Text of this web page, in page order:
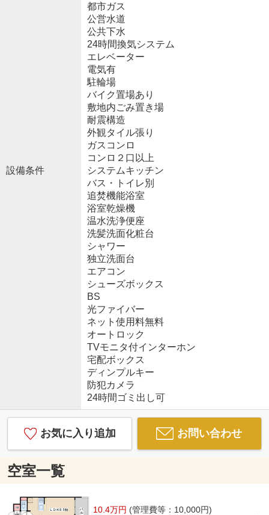
設備条件
都市ガス
公営水道
公共下水
24時間換気システム
エレベーター
電気有
駐輪場
バイク置場あり
敷地内ごみ置き場
耐震構造
外観タイル張り
ガスコンロ
コンロ２口以上
システムキッチン
バス・トイレ別
追焚機能浴室
浴室乾燥機
温水洗浄便座
洗髪洗面化粧台
シャワー
独立洗面台
エアコン
シューズボックス
BS
光ファイバー
ネット使用料無料
オートロック
TVモニタ付インターホン
宅配ボックス
ディンプルキー
防犯カメラ
24時間ゴミ出し可
お気に入り追加 お問い合わせ
空室一覧
10.4万円 (管理費等：10,000円)